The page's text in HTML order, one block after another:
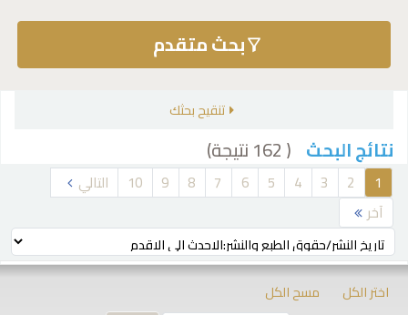
بحث متقدم
تنقيح بحثك
نتائج البحث ( 162 نتيجة)
1
2
3
4
5
6
7
8
9
10
التالي
آخر
ترتيب بواسطة:
اختر الكل
مسح الكل